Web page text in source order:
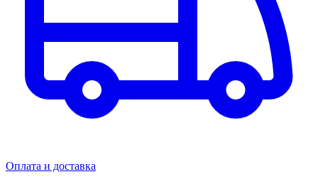
Оплата и доставка